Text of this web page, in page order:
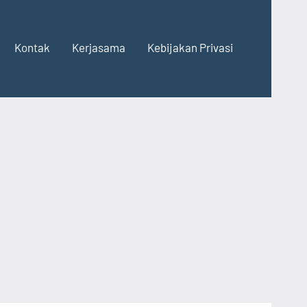
Kontak Kerjasama Kebijakan Privasi